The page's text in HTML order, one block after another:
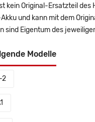
kein Original-Ersatzteil
und kann mit dem
sind Eigentum des
Modelle
2